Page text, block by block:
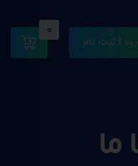
| ثبت نام
0
ما